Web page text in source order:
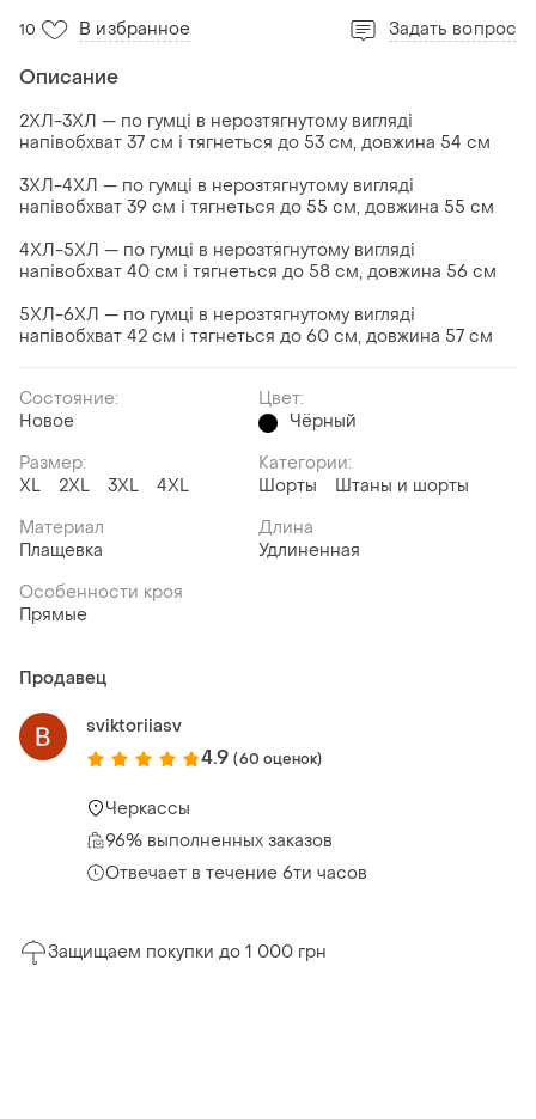
10 В избранное Задать вопрос
Описание
2ХЛ-3ХЛ — по гумці в нерозтягнутому вигляді
напівобхват 37 см і тягнеться до 53 см, довжина 54 см
3ХЛ-4ХЛ — по гумці в нерозтягнутому вигляді
напівобхват 39 см і тягнеться до 55 см, довжина 55 см
4ХЛ-5ХЛ — по гумці в нерозтягнутому вигляді
напівобхват 40 см і тягнеться до 58 см, довжина 56 см
5ХЛ-6ХЛ — по гумці в нерозтягнутому вигляді
напівобхват 42 см і тягнеться до 60 см, довжина 57 см
Состояние:
Новое
Цвет:
Чёрный
Размер:
XL
2XL 3XL 4XL
Категории:
Шорты
Штаны и шорты
Материал
Плащевка
Длина
Удлиненная
Особенности кроя
Прямые
Продавец
sviktoriiasv
4.9 (60 оценок)
Черкассы
96% выполненных заказов
Отвечает в течение 6ти часов
Защищаем покупки до 1 000 грн